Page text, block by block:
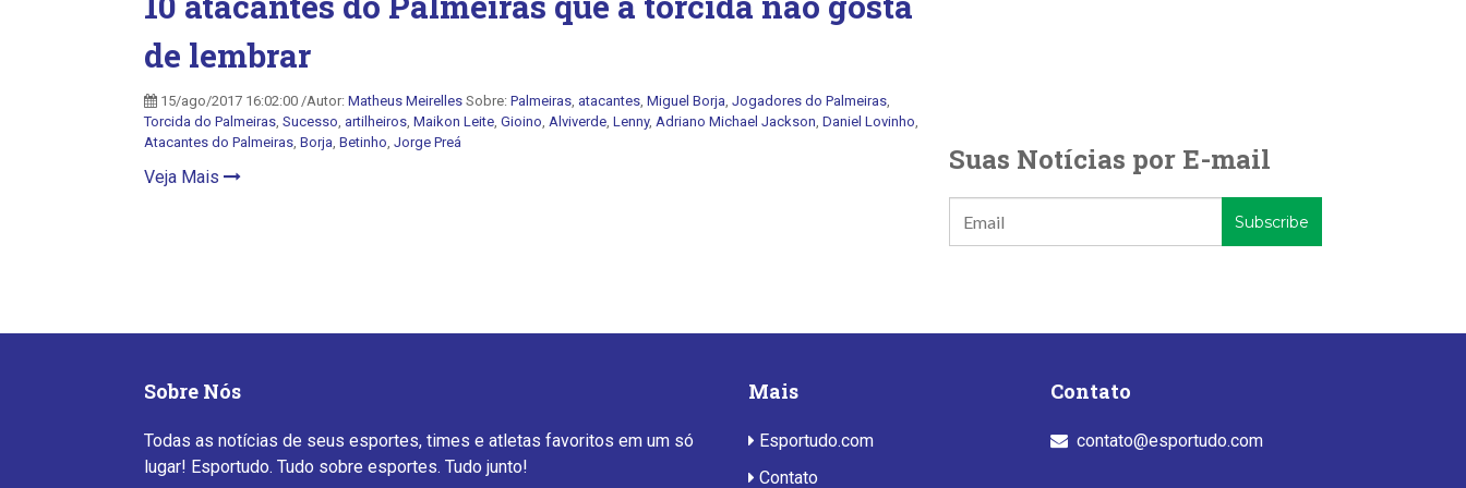
de lembrar
15/ago/2017 16:02:00 /Autor: Matheus Meirelles Sobre: Palmeiras, atacantes, Miguel Borja, Jogadores do Palmeiras,
Torcida do Palmeiras, Sucesso, artilheiros, Maikon Leite, Gioino, Alviverde, Lenny, Adriano Michael Jackson, Daniel Lovinho,
Atacantes do Palmeiras, Borja, Betinho, Jorge Preá
Veja Mais
Suas Notícias por E-mail
Sobre Nós
Todas as notícias de seus esportes, times e atletas favoritos em um só
lugar! Esportudo. Tudo sobre esportes. Tudo junto!
Mais
Esportudo.com
Contato
Contato
contato@esportudo.com